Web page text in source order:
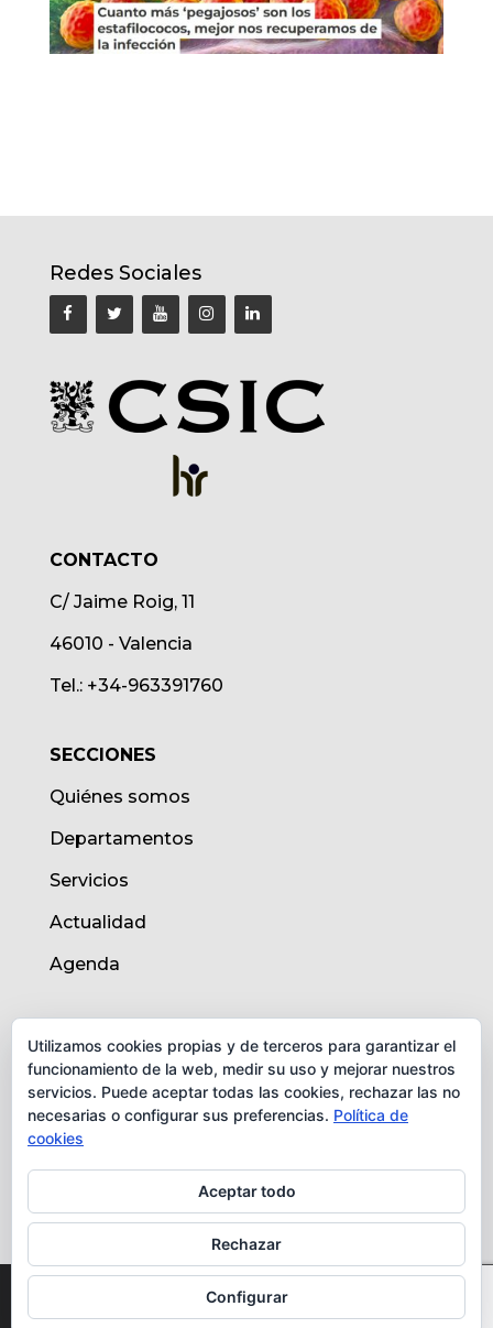
Redes Sociales
CONTACTO
C/ Jaime Roig, 11
46010 - Valencia
Tel.: +34-963391760
SECCIONES
Quiénes somos
Departamentos
Servicios
Actualidad
Agenda
Aviso legal
Política de cookies
© Instituto de Biomedicina de Valencia -
CSIC. Todos los derechos reservados.
Utilizamos cookies propias y de terceros para garantizar el
funcionamiento de la web, medir su uso y mejorar nuestros
servicios. Puede aceptar todas las cookies, rechazar las no
necesarias o configurar sus preferencias. Política de
cookies
Aceptar todo
Rechazar
Configurar